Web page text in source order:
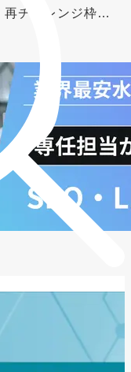
再チャレンジ枠…